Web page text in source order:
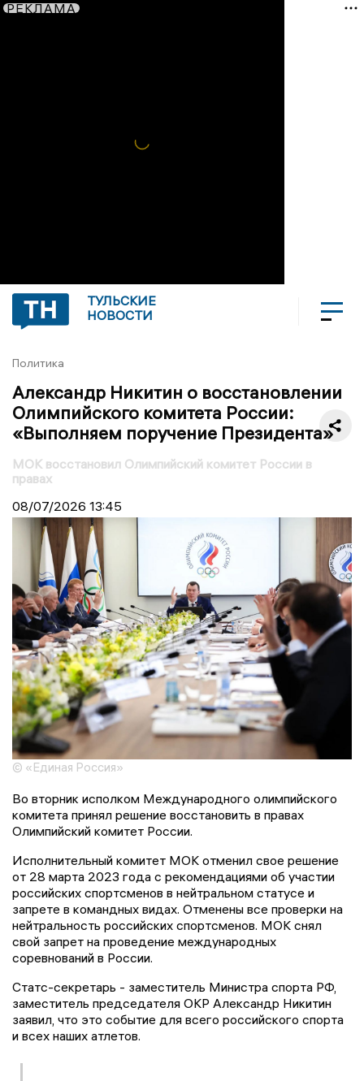
РЕКЛАМА
ТУЛЬСКИЕ
НОВОСТИ
Политика
Александр Никитин о восстановлении
Олимпийского комитета России:
«Выполняем поручение Президента»
МОК восстановил Олимпийский комитет России в
правах
08/07/2026 13:45
© «Единая Россия»
Во вторник исполком Международного олимпийского
комитета принял решение восстановить в правах
Олимпийский комитет России.
Исполнительный комитет МОК отменил свое решение
от 28 марта 2023 года с рекомендациями об участии
российских спортсменов в нейтральном статусе и
запрете в командных видах. Отменены все проверки на
нейтральность российских спортсменов. МОК снял
свой запрет на проведение международных
соревнований в России.
Статс-секретарь - заместитель Министра спорта РФ,
заместитель председателя ОКР Александр Никитин
заявил, что это событие для всего российского спорта
и всех наших атлетов.